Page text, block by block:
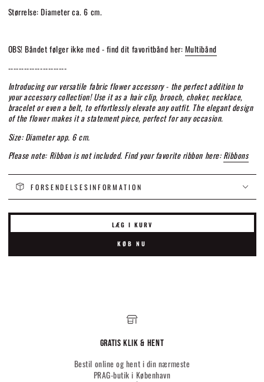
Størrelse: Diameter ca. 6 cm.
OBS! Båndet følger ikke med - find dit favoritbånd her: Multibånd
----------------------
Introducing our versatile fabric flower accessory - the perfect addition to
your accessory collection! Use it as a hair clip, brooch, choker, necklace,
bracelet or even a belt, to effortlessly elevate any outfit. The elegant design
of the flower makes it a statement piece, perfect for any occasion.
Size: Diameter app. 6 cm.
Please note: Ribbon is not included. Find your favorite ribbon here: Ribbons
FORSENDELSESINFORMATION
LÆG I KURV
KØB NU
Gratis Klik & hent
Bestil online og hent i din nærmeste
PRAG-butik i København